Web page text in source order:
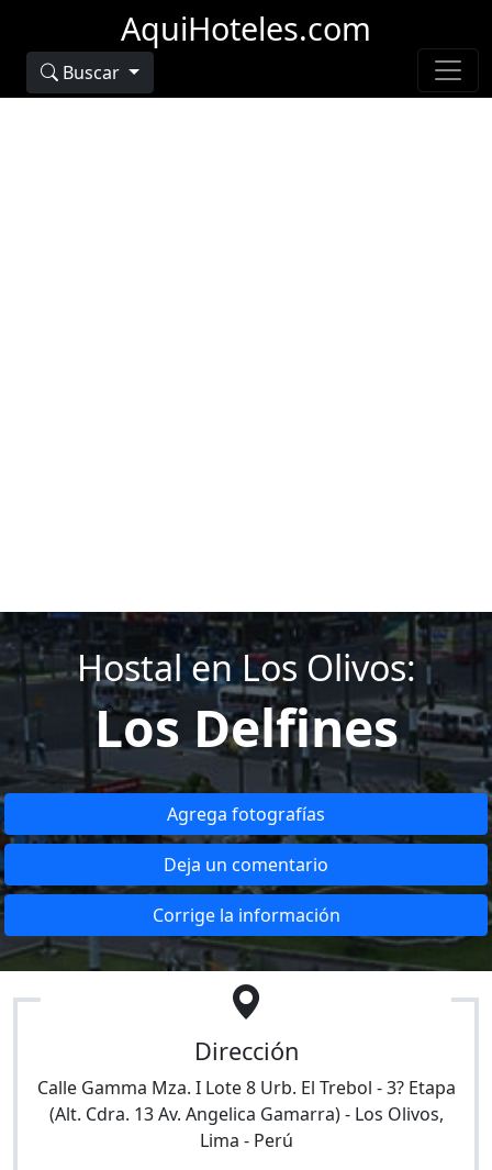
AquiHoteles.com
Buscar
Hostal en Los Olivos:
Los Delfines
Agrega fotografías
Deja un comentario
Corrige la información
Dirección
Calle Gamma Mza. I Lote 8 Urb. El Trebol - 3? Etapa
(Alt. Cdra. 13 Av. Angelica Gamarra)- Los Olivos,
Lima - Perú